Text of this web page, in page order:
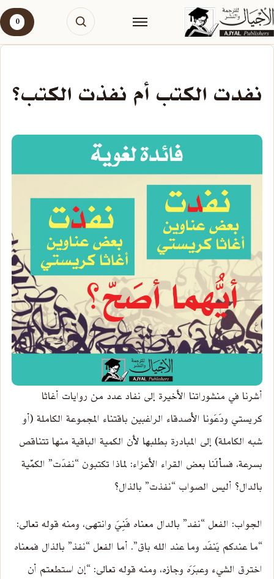
0
نفدت الكتب أم نفذت الكتب؟
أشرنا في منشوراتنا الأخيرة إلى نفاد عدد من روايات أغاثا
كريستي ودَعَونا الأصدقاء الراغبين باقتناء المجموعة الكاملة (أو
شبه الكاملة) إلى المبادرة بطلبها لأن الكمية الباقية منها تتناقص
بسرعة، فسألَنا بعض القراء الأعزاء: لماذا تكتبون “نفدَت” الكمّية
بالدال؟ أليس الصواب “نفذت” بالذال؟
الجواب: الفعل “نفد” بالدال معناه فَنِيَ وانتهى، ومنه قوله تعالى:
“ما عندكم يَنفَد وما عند الله باق”. أما الفعل “نفذ” بالذال فمعناه
اخترق الشيء وعبَرَه وجازه، ومنه قوله تعالى: “إن استطعتم أن